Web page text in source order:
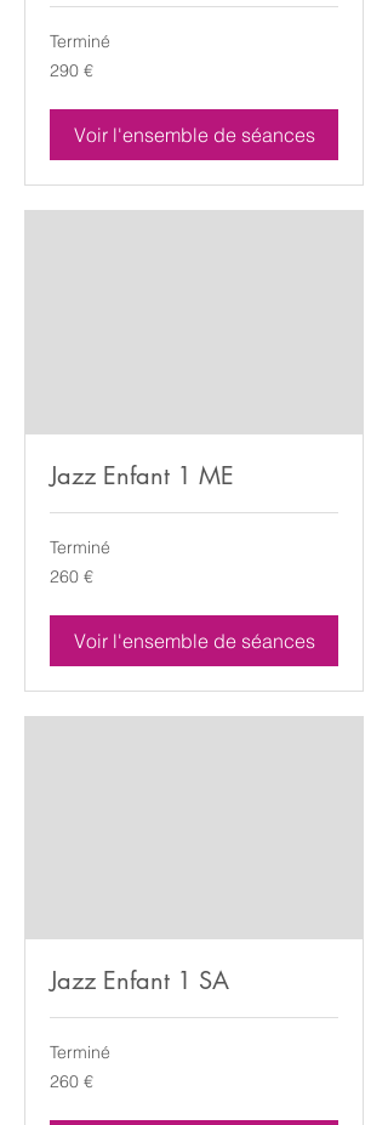
Terminé
290
euros
290 €
Voir l'ensemble de séances
Jazz Enfant 1 ME
Terminé
260
euros
260 €
Voir l'ensemble de séances
Jazz Enfant 1 SA
Terminé
260
euros
260 €